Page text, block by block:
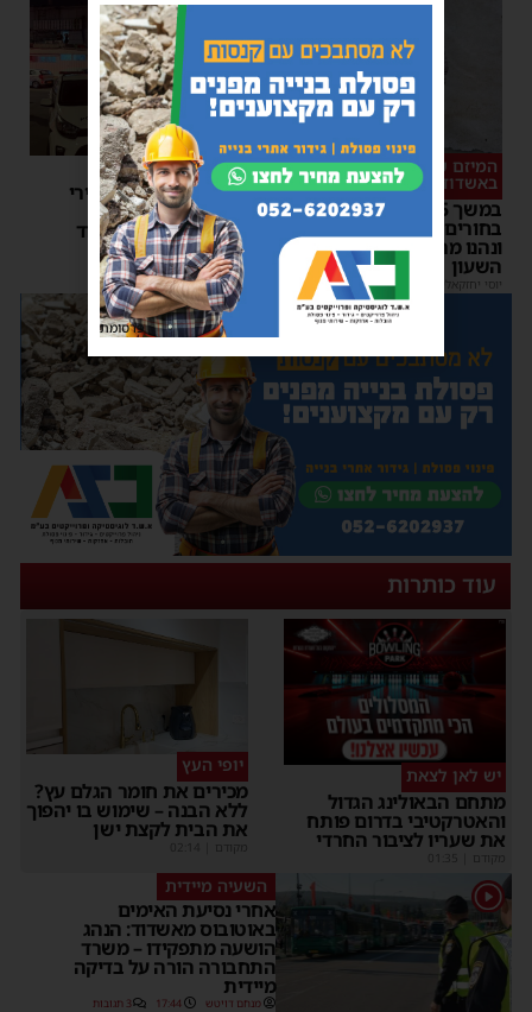
המיזם שהפך לשיחת היום
באשדוד
במשך 15 שעות: אלפי
בחורים גדשו את 'השטעטל'
ונהנו מרצף חוויות סביב
השעון
יוסי יחזקאלי
סכסוך כנופיות
ניסיון חיסול באשדוד: ירי
לעבר עבריין מוכר –
המשטרה פתחה במצוד
מנחם דויטש |
06:54 | 1 תגובות
עוד כותרות
יש לאן לצאת
מתחם הבאולינג הגדול
והאטרקטיבי בדרום פותח
את שעריו לציבור החרדי
מקודם
יופי העץ
מכירים את חומר הגלם עץ?
ללא הבנה – שימוש בו יהפוך
את הבית לקצת ישן
מקודם
1 השעיה מיידית
אחרי נסיעת האימים
באוטובוס מאשדוד: הנהג
הושעה מתפקידו – משרד
התחבורה הורה על בדיקה
מיידית
מנחם דויטש 17:44 3 תגובות
פרסומת